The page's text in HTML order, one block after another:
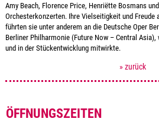
Amy Beach, Florence Price, Henriëtte Bosmans
Orchesterkonzerten. Ihre Vielseitigkeit und Freude
führten sie unter anderem an die Deutsche Oper
Berliner Philharmonie (Future Now – Central
und in der Stückentwicklung mitwirkte.
» zurück
ÖFFNUNGSZEITEN